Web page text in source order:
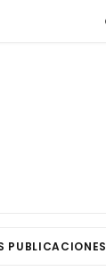
PUBLICACIONES